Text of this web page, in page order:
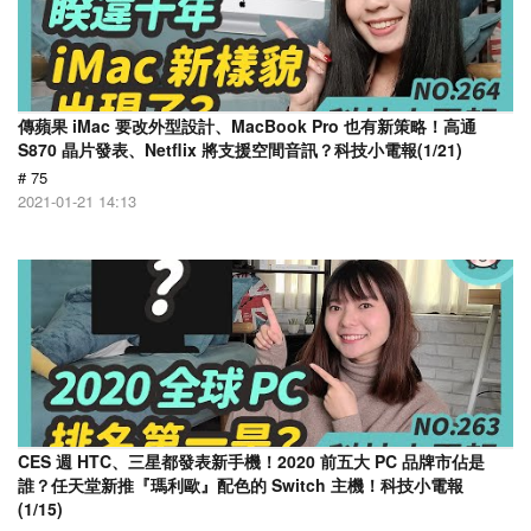
傳蘋果 iMac 要改外型設計、MacBook Pro 也有新策略！高通
S870 晶片發表、Netflix 將支援空間音訊？科技小電報(1/21)
# 75
2021-01-21 14:13
CES 週 HTC、三星都發表新手機！2020 前五大 PC 品牌市佔是
誰？任天堂新推『瑪利歐』配色的 Switch 主機！科技小電報
(1/15)